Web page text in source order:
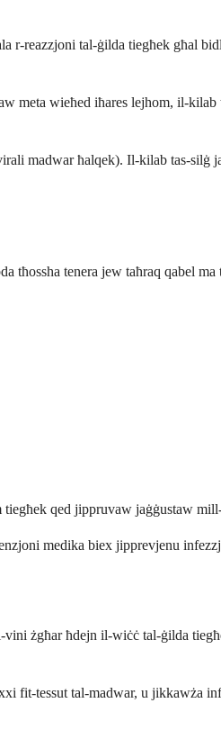
reazzjoni tal-ġilda tiegħek għal
wieħed iħares lejhom, il-kilab
madwar ħalqek). Il-kilab tas-silġ
tħossha tenera jew taħraq qabel
qed jippruvaw jaġġustaw
medika biex jipprevjenu
żgħar ħdejn il-wiċċ tal-ġilda
fit-tessut tal-madwar, u jikkawża